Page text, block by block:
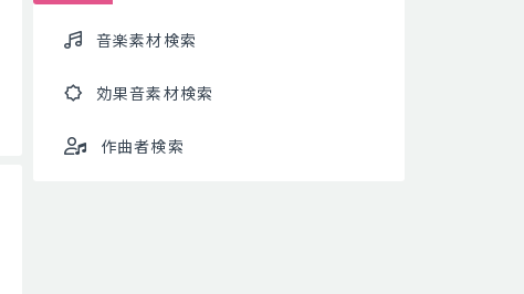
音楽素材検索
効果音素材検索
作曲者検索